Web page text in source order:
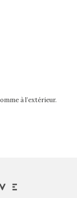
à l’extérieur.